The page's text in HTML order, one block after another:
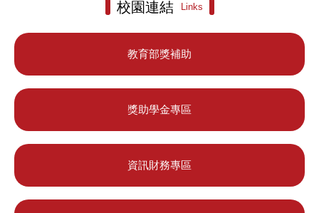
校園連結 Links
教育部獎補助
獎助學金專區
資訊財務專區